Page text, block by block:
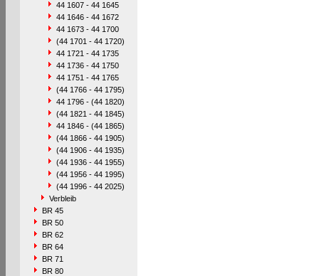
44 1607 - 44 1645
44 1646 - 44 1672
44 1673 - 44 1700
(44 1701 - 44 1720)
44 1721 - 44 1735
44 1736 - 44 1750
44 1751 - 44 1765
(44 1766 - 44 1795)
44 1796 - (44 1820)
(44 1821 - 44 1845)
44 1846 - (44 1865)
(44 1866 - 44 1905)
(44 1906 - 44 1935)
(44 1936 - 44 1955)
(44 1956 - 44 1995)
(44 1996 - 44 2025)
Verbleib
BR 45
BR 50
BR 62
BR 64
BR 71
BR 80